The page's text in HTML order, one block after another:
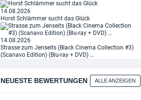
14.08.2026
Horst Schlämmer sucht das Glück
14.08.2026
Strasse zum Jenseits (Black Cinema Collection #3)
(Scanavo Edition) (Blu-ray + DVD) …
NEUESTE BEWERTUNGEN ALLE ANZEIGEN